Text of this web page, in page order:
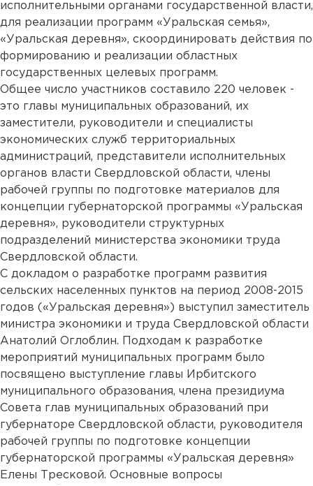
исполнительными органами государственной власти,
для реализации программ «Уральская семья»,
«Уральская деревня», скоординировать действия по
формированию и реализации областных
государственных целевых программ.
Общее число участников составило 220 человек -
это главы муниципальных образований, их
заместители, руководители и специалисты
экономических служб территориальных
администраций, представители исполнительных
органов власти Свердловской области, члены
рабочей группы по подготовке материалов для
концепции губернаторской программы «Уральская
деревня», руководители структурных
подразделений министерства экономики труда
Свердловской области.
С докладом о разработке программ развития
сельских населенных пунктов на период 2008-2015
годов («Уральская деревня») выступил заместитель
министра экономики и труда Свердловской области
Анатолий Оглоблин. Подходам к разработке
мероприятий муниципальных программ было
посвящено выступление главы Ирбитского
муниципального образования, члена президиума
Совета глав муниципальных образований при
губернаторе Свердловской области, руководителя
рабочей группы по подготовке концепции
губернаторской программы «Уральская деревня»
Елены Тресковой. Основные вопросы